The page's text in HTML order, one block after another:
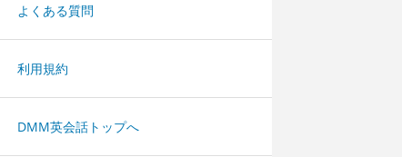
よくある質問
利用規約
DMM英会話トップへ